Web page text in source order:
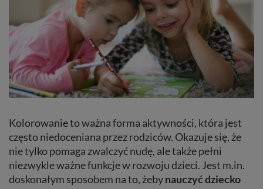
Kolorowanie to ważna forma aktywności, która jest
często niedoceniana przez rodziców. Okazuje się, że
nie tylko pomaga zwalczyć nudę, ale także pełni
niezwykle ważne funkcje w rozwoju dzieci. Jest m.in.
doskonałym sposobem na to, żebynauczyć dziecko